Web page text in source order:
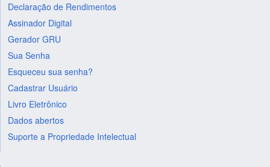
Declaração de Rendimentos
Assinador Digital
Gerador GRU
Sua Senha
Esqueceu sua senha?
Cadastrar Usuário
Livro Eletrônico
Dados abertos
Suporte a Propriedade Intelectual